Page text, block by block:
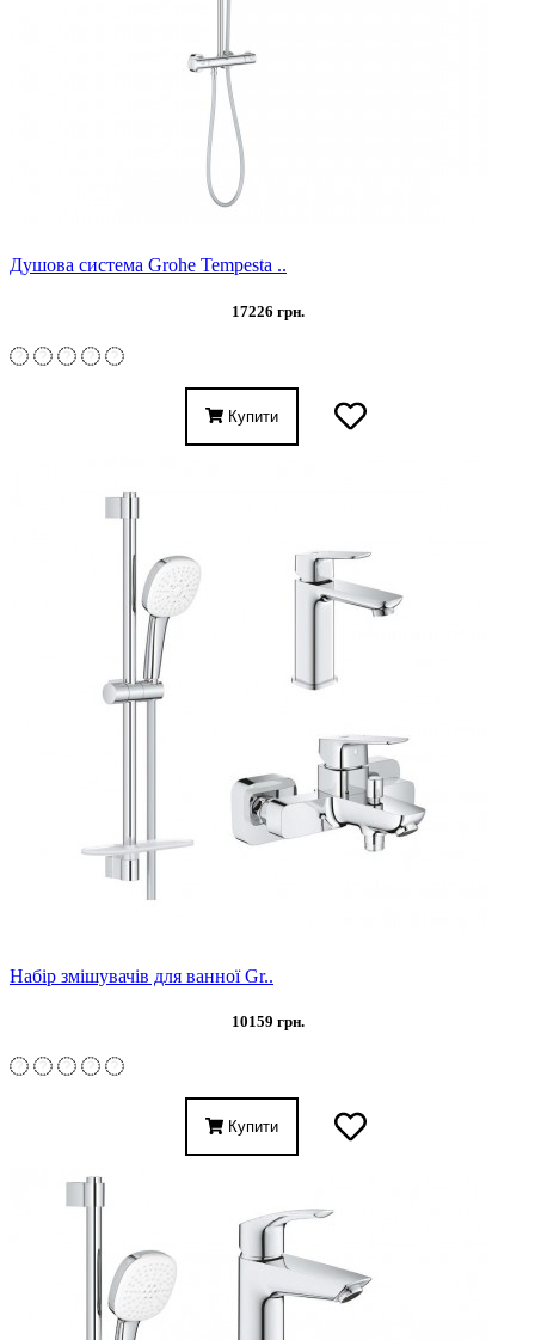
Душова система Grohe Tempesta ..
17226 грн.
Купити
Набір змішувачів для ванної Gr..
10159 грн.
Купити